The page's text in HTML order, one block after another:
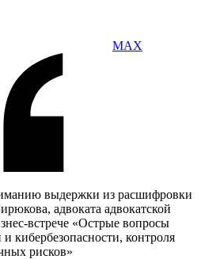
MAX
выдержки из расшифровки
адвоката адвокатской
встрече «Острые вопросы
кибербезопасности, контроля
рисков»